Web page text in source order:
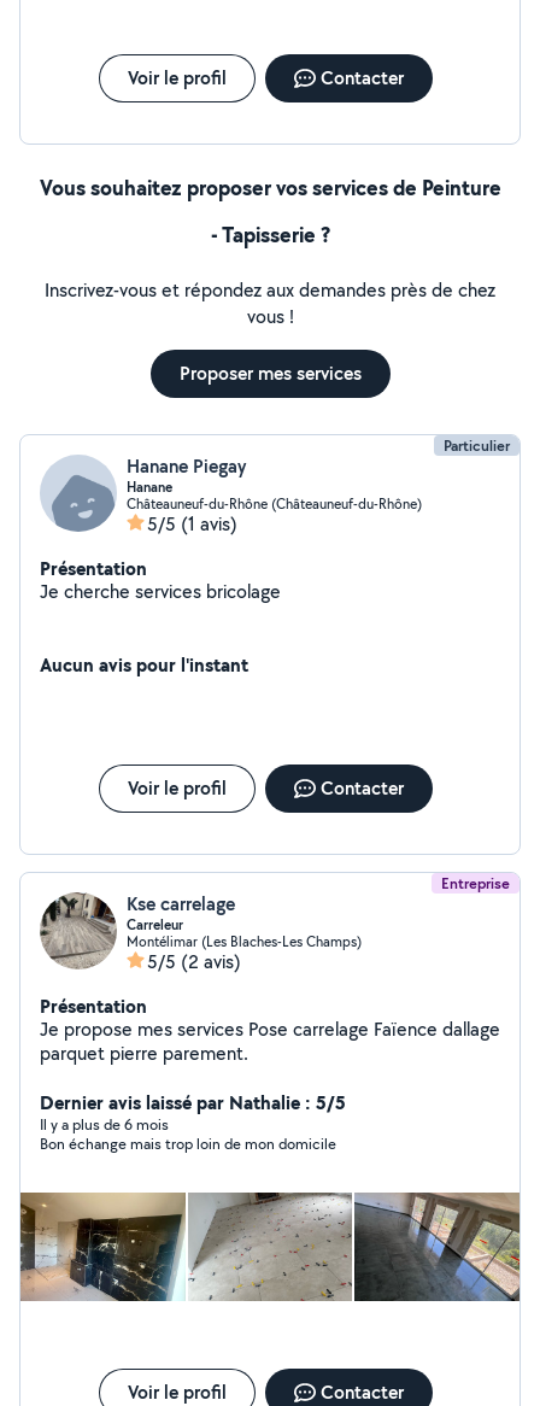
Voir le profil Contacter
Vous souhaitez proposer vos services de Peinture
- Tapisserie ?
Inscrivez-vous et répondez aux demandes près de chez
vous !
Proposer mes services
Particulier
Hanane Piegay
Hanane
Châteauneuf-du-Rhône (Châteauneuf-du-Rhône)
5/5 (1 avis)
Présentation
Je cherche services bricolage
Aucun avis pour l'instant
Voir le profil Contacter
Entreprise
Kse carrelage
Carreleur
Montélimar (Les Blaches-Les Champs)
5/5 (2 avis)
Présentation
Je propose mes services Pose carrelage Faïence dallage
parquet pierre parement.
Dernier avis laissé par Nathalie : 5/5
Il y a plus de 6 mois
Bon échange mais trop loin de mon domicile
Voir le profil Contacter